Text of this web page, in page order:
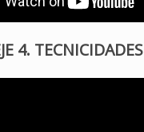
4. TECNICIDADES